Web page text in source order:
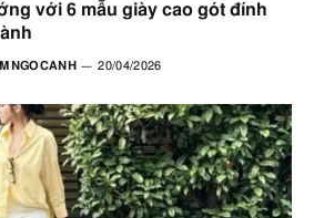
với 6 mẫu giày cao gót đính
20/04/2026